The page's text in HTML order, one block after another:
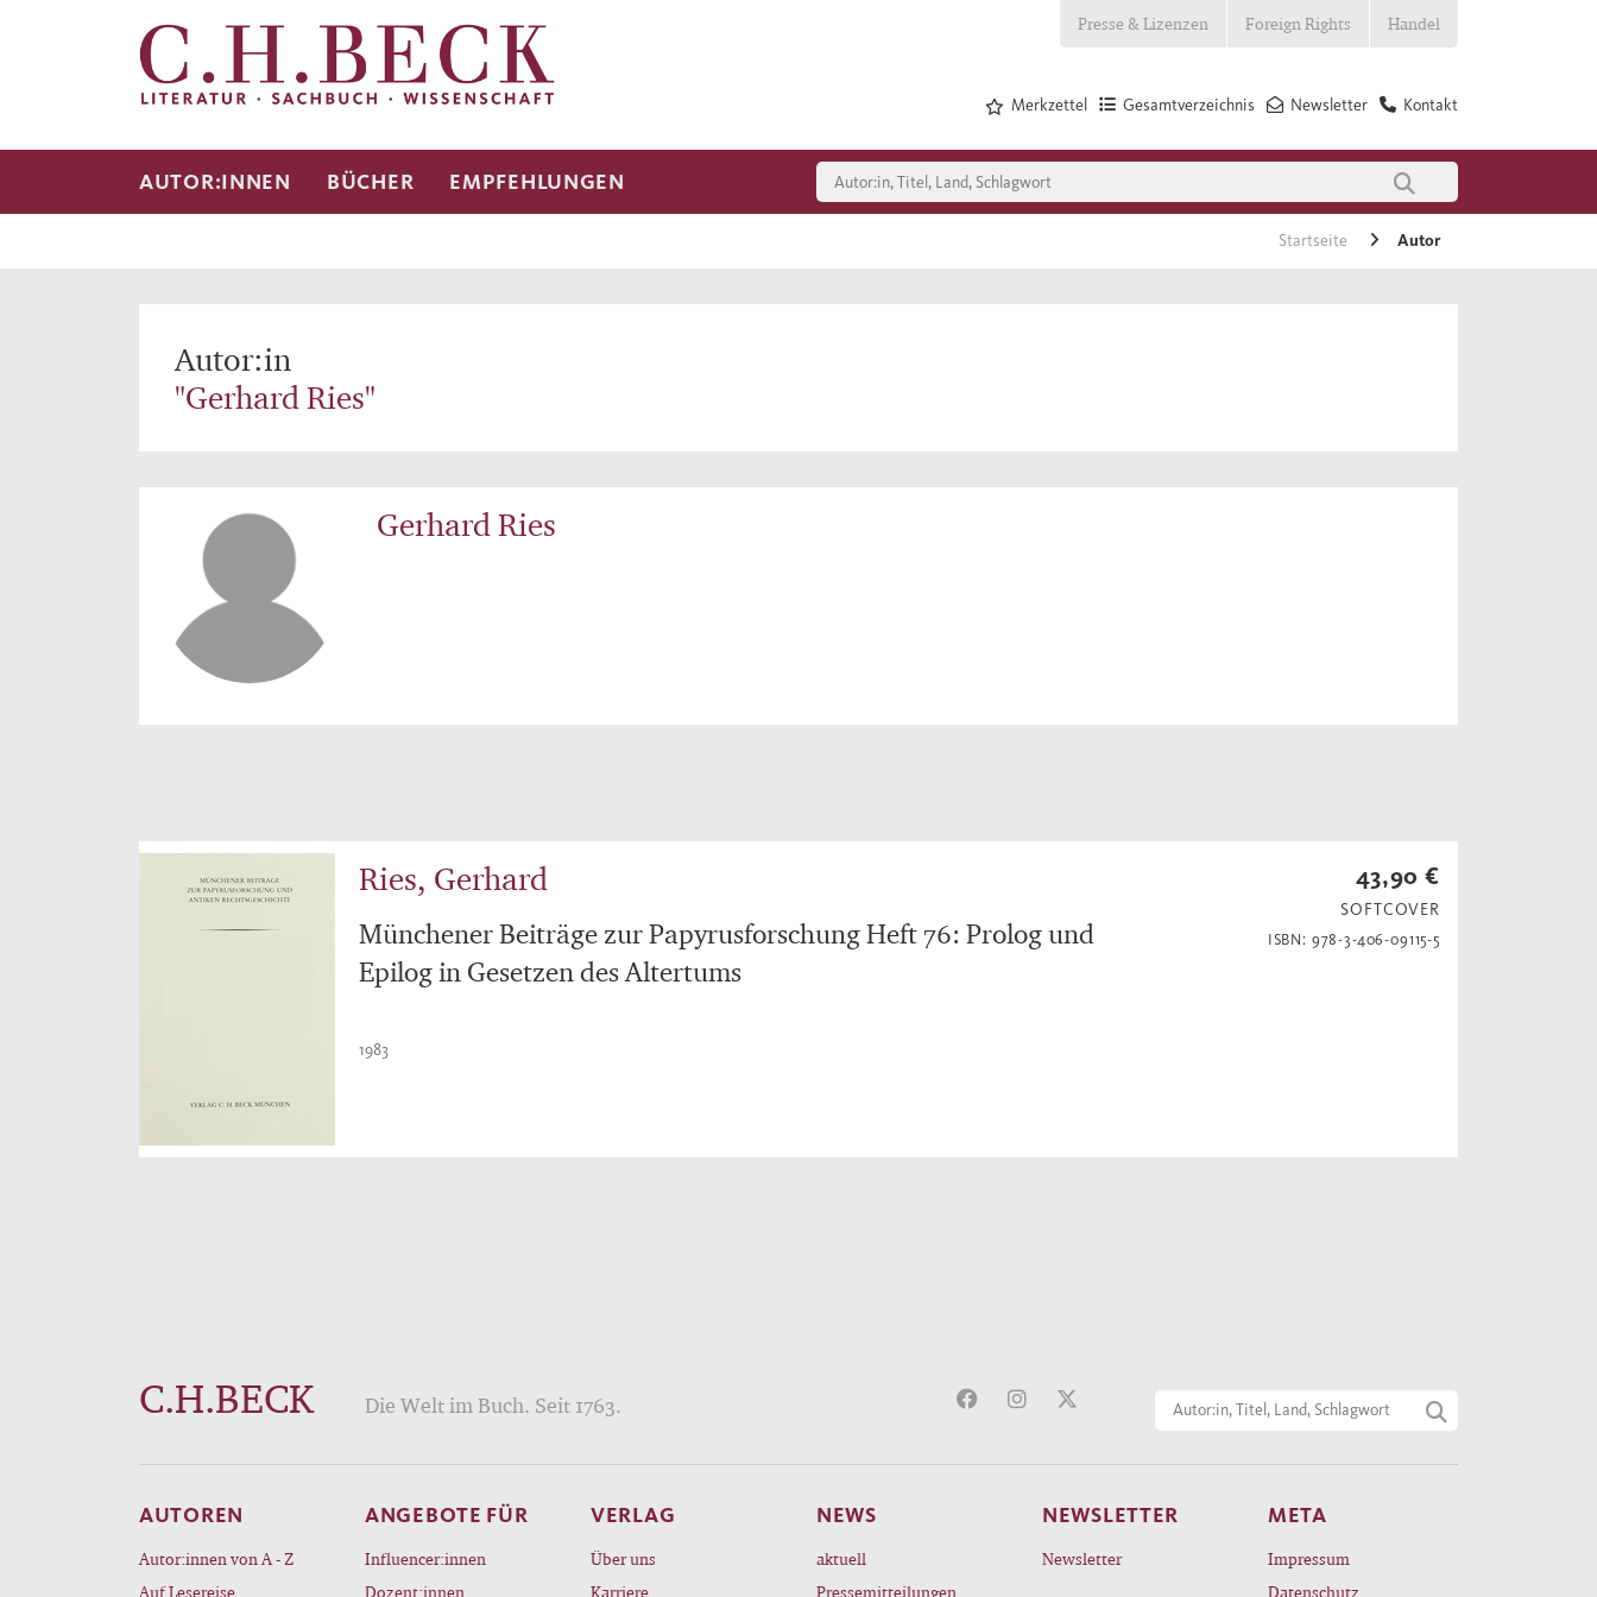
Presse & Lizenzen Foreign Rights Handel
Kontakt
Newsletter
Gesamtverzeichnis
Merkzettel
AUTOR:INNEN BÜCHER EMPFEHLUNGEN
Startseite Autor
Autor:in
"Gerhard Ries"
Gerhard Ries
Ries, Gerhard
Münchener Beiträge zur Papyrusforschung Heft 76: Prolog und
Epilog in Gesetzen des Altertums
1983
43,90 €
SOFTCOVER
ISBN: 978-3-406-09115-5
C.H.BECK Die Welt im Buch. Seit 1763.
AUTOREN
Autor:innen von A - Z
Auf Lesereise
ANGEBOTE FÜR
Influencer:innen
Dozent:innen
VERLAG
Über uns
Karriere
NEWS
aktuell
Pressemitteilungen
NEWSLETTER
Newsletter
META
Impressum
Datenschutz